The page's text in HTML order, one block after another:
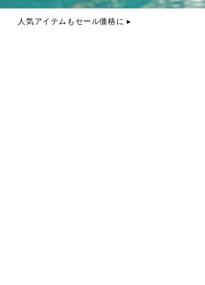
人気アイテムもセール価格に ▸